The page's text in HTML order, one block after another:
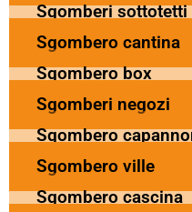
Sgomberi sottotetti
Sgombero cantina
Sgombero box
Sgomberi negozi
Sgombero
Sgombero ville
Sgombero cascina